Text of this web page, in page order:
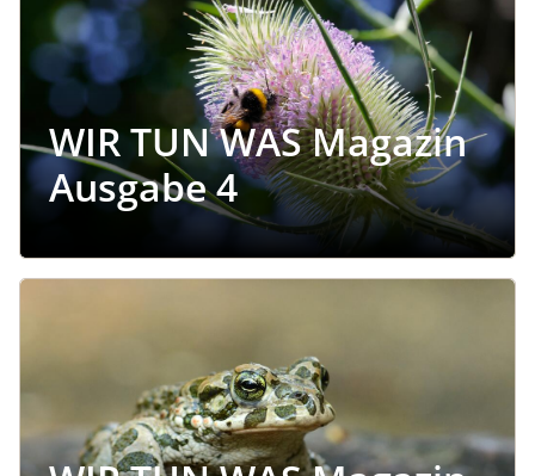
WIR TUN WAS Magazin
Ausgabe 4